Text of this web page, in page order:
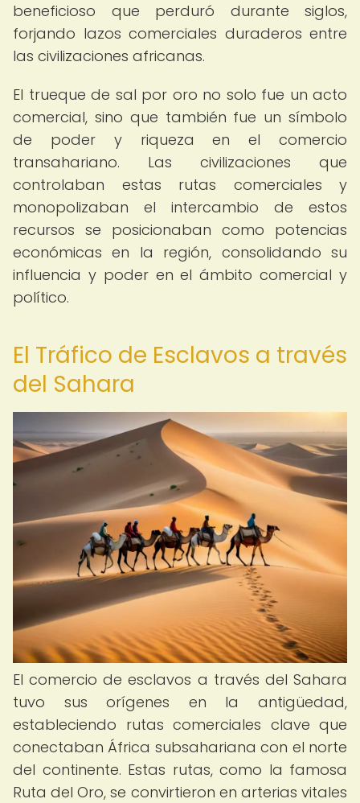
beneficioso que perduró durante siglos,
forjando lazos comerciales duraderos entre
las civilizaciones africanas.
El trueque de sal por oro no solo fue un acto
comercial, sino que también fue un símbolo
de poder y riqueza en el comercio
transahariano. Las civilizaciones que
controlaban estas rutas comerciales y
monopolizaban el intercambio de estos
recursos se posicionaban como potencias
económicas en la región, consolidando su
influencia y poder en el ámbito comercial y
político.
El Tráfico de Esclavos a través
del Sahara
El comercio de esclavos a través del Sahara
tuvo sus orígenes en la antigüedad,
estableciendo rutas comerciales clave que
conectaban África subsahariana con el norte
del continente. Estas rutas, como la famosa
Ruta del Oro, se convirtieron en arterias vitales